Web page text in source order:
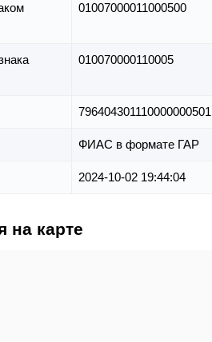
01007000011000500
010070000110005
796404301110000000501
ФИАС в формате ГАР
2024-10-02 19:44:04
на карте